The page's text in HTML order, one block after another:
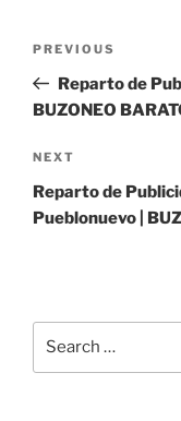
Previous
Post
PREVIOUS
Reparto de
BUZONEO
Next
Post
NEXT
Reparto de
Pueblonuevo |